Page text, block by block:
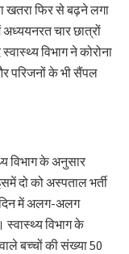
खतरा फिर से बढ़ने लगा
चार छात्रों
विभाग ने कोरोना
परिजनों के भी सैंपल
विभाग के अनुसार
दो को अस्पताल भर्ती
दिन में अलग-अलग
विभाग के
बच्चों की संख्या 50